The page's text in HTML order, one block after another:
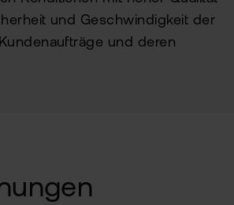
und Geschwindigkeit der
und deren